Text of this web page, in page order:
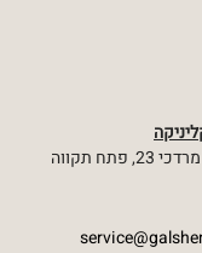
תקווה